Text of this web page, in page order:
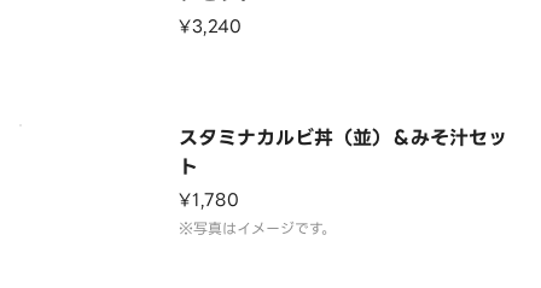
¥3,240
スタミナカルビ丼（並）＆みそ汁セッ
ト
¥1,780
※写真はイメージです。